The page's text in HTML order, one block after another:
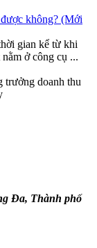
không? (Mới
gian kể từ khi
ở công cụ ...
trưởng doanh thu
Đa, Thành phố